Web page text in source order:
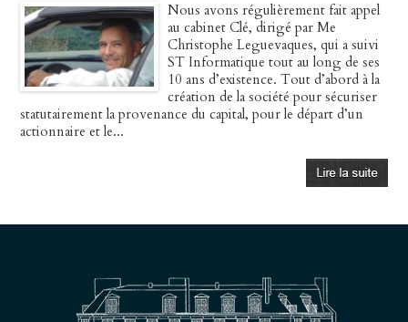
Nous avons régulièrement fait appel
au cabinet Clé, dirigé par Me
Christophe Leguevaques, qui a suivi
ST Informatique tout au long de ses
10 ans d’existence. Tout d’abord à la
création de la société pour sécuriser
statutairement la provenance du capital, pour le départ d’un
actionnaire et le...